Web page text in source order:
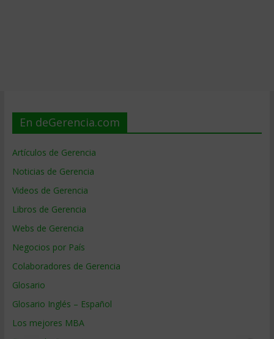
En deGerencia.com
Artículos de Gerencia
Noticias de Gerencia
Videos de Gerencia
Libros de Gerencia
Webs de Gerencia
Negocios por País
Colaboradores de Gerencia
Glosario
Glosario Inglés – Español
Los mejores MBA